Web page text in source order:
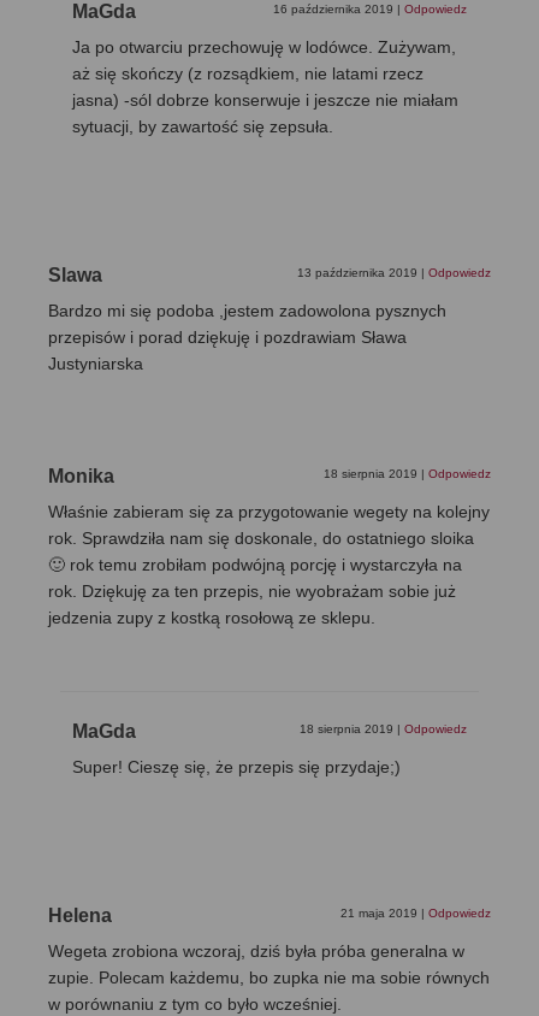
MaGda 16 października 2019 | Odpowiedz
Ja po otwarciu przechowuję w lodówce. Zużywam,
aż się skończy (z rozsądkiem, nie latami rzecz
jasna) -sól dobrze konserwuje i jeszcze nie miałam
sytuacji, by zawartość się zepsuła.
Slawa 13 października 2019 | Odpowiedz
Bardzo mi się podoba ,jestem zadowolona pysznych
przepisów i porad dziękuję i pozdrawiam Sława
Justyniarska
Monika 18 sierpnia 2019 | Odpowiedz
Właśnie zabieram się za przygotowanie wegety na kolejny
rok. Sprawdziła nam się doskonale, do ostatniego sloika
🙂 rok temu zrobiłam podwójną porcję i wystarczyła na
rok. Dziękuję za ten przepis, nie wyobrażam sobie już
jedzenia zupy z kostką rosołową ze sklepu.
MaGda 18 sierpnia 2019 | Odpowiedz
Super! Cieszę się, że przepis się przydaje;)
Helena 21 maja 2019 | Odpowiedz
Wegeta zrobiona wczoraj, dziś była próba generalna w
zupie. Polecam każdemu, bo zupka nie ma sobie równych
w porównaniu z tym co było wcześniej.